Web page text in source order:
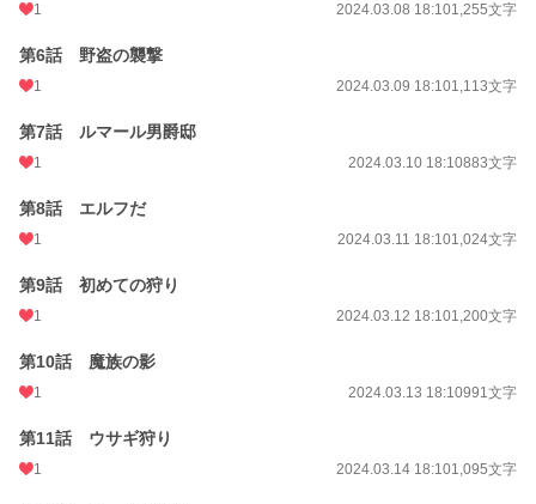
1 2024.03.08 18:101,255文字
第6話 野盗の襲撃
1 2024.03.09 18:101,113文字
第7話 ルマール男爵邸
1 2024.03.10 18:10883文字
第8話 エルフだ
1 2024.03.11 18:101,024文字
第9話 初めての狩り
1 2024.03.12 18:101,200文字
第10話 魔族の影
1 2024.03.13 18:10991文字
第11話 ウサギ狩り
1 2024.03.14 18:101,095文字